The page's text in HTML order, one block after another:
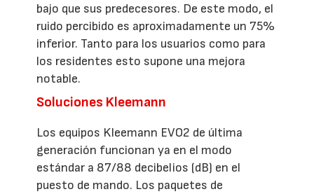
bajo que sus predecesores. De este modo, el
ruido percibido es aproximadamente un 75%
inferior. Tanto para los usuarios como para
los residentes esto supone una mejora
notable.
Soluciones Kleemann
Los equipos Kleemann EVO2 de última
generación funcionan ya en el modo
estándar a 87/88 decibelios (dB) en el
puesto de mando. Los paquetes de